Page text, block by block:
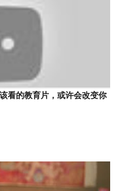
看的教育片，或许会改变你